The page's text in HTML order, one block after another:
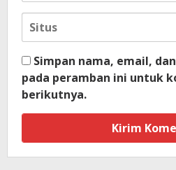
Simpan nama, email,
pada peramban ini untuk
berikutnya.